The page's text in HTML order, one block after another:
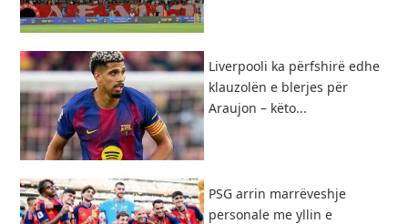
Liverpooli ka përfshirë edhe
klauzolën e blerjes për
Araujon – këto...
PSG arrin marrëveshje
personale me yllin e